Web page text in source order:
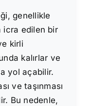
genellikle
icra edilen bir
kirli
kalırlar ve
yol açabilir.
ve taşınması
Bu nedenle,